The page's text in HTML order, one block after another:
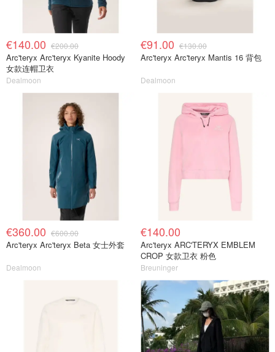
€140.00 €200.00
Arc'teryx Arc'teryx Kyanite Hoody
女款连帽卫衣
Dealmoon
€91.00 €130.00
Arc'teryx Arc'teryx Mantis 16 背包
Dealmoon
€360.00 €600.00
Arc'teryx Arc'teryx Beta 女士外套
Dealmoon
€140.00
Arc'teryx ARC'TERYX EMBLEM
CROP 女款卫衣 粉色
Breuninger